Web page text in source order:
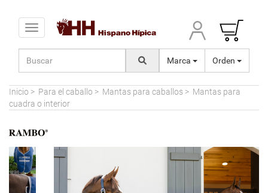
Toggle navigation
Marca Orden
Inicio > Para el caballo > Mantas para caballos > Mantas para
cuadra o interior